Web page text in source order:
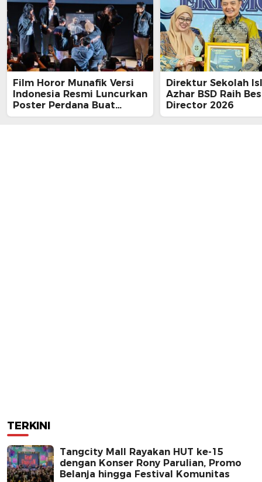
Film Horor Munafik Versi
Indonesia Resmi Luncurkan
Poster Perdana Buat
Kesan Spiritual Religi
Direktur Sekolah
Azhar BSD Raih
Director 2026
TERKINI
Tangcity Mall Rayakan HUT ke-15
dengan Konser Rony Parulian, Promo
Belanja hingga Festival Komunitas